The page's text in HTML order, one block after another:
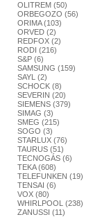
OLITREM (50)
ORBEGOZO (56)
ORIMA (103)
ORVED (2)
REDFOX (2)
RODI (216)
S&P (6)
SAMSUNG (159)
SAYL (2)
SCHOCK (8)
SEVERIN (20)
SIEMENS (379)
SIMAG (3)
SMEG (215)
SOGO (3)
STARLUX (76)
TAURUS (51)
TECNOGÁS (6)
TEKA (608)
TELEFUNKEN (19)
TENSAI (6)
VOX (80)
WHIRLPOOL (238)
ZANUSSI (11)